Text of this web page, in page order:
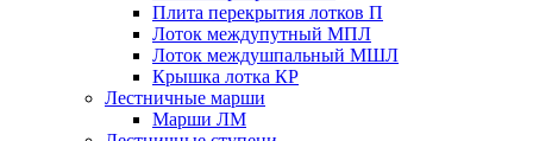
Плита перекрытия лотков П
Лоток междупутный МПЛ
Лоток междушпальный МШЛ
Крышка лотка КР
Лестничные марши
Марши ЛМ